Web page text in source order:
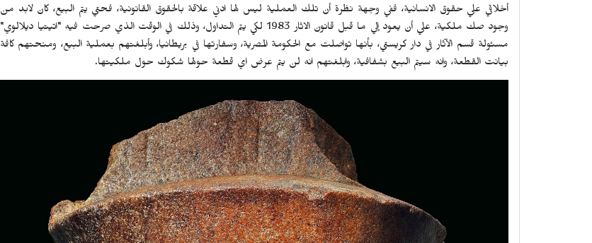
أخلاقي علي حقوق الانسانية، ففي وجهة نظرة أن تلك العملية ليس لها ادني علاقة بالحقوق القانونية، فحتي يتم البيع، كان لابد من
وجود صك ملكية، علي أن يعود إلي ما قبل قانون الاثار 1983 لكي يتم التداول، وذلك في الوقت الذي صرحت فيه "اتيتيا ديلالوي"
مسئولة قسم الآثار في دار كريستي، بأنها تواصلت مع الحكومة المصرية، وسفارتها في بريطانيا، وأبلغتهم بعملية البيع، ومنحتهم كافة
بيانت القطعة، وانه سيتم البيع بشفافية، وابلغتهم انه لن يتم عرض اي قطعة حولها شكوك حول ملكيتها.